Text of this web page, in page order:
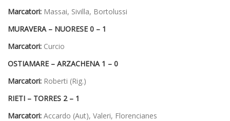
Marcatori: Massai, Sivilla, Bortolussi
MURAVERA – NUORESE 0 – 1
Marcatori: Curcio
OSTIAMARE – ARZACHENA 1 – 0
Marcatori: Roberti (Rig.)
RIETI – TORRES 2 – 1
Marcatori: Accardo (Aut), Valeri, Florencianes